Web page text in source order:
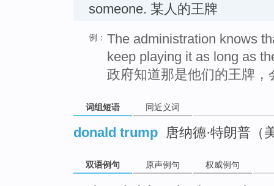
someone. 某人的王牌
例： The administration knows
keep playing it as long as
政府知道那是他们的王牌
词组短语 同近义词
donald trump 唐纳德·特朗普（
双语例句 原声例句 权威例句